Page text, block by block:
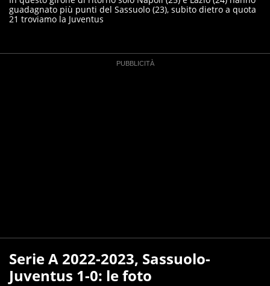
guadagnato più punti del Sassuolo (23), subito dietro a quota
21 troviamo la Juventus
Serie A 2022-2023, Sassuolo-
Juventus 1-0: le foto